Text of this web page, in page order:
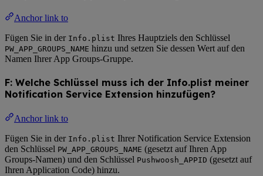
Anchor link to
Fügen Sie in der Info.plist Ihres Hauptziels den Schlüssel
PW_APP_GROUPS_NAME hinzu und setzen Sie dessen Wert auf den
Namen Ihrer App Groups-Gruppe.
F: Welche Schlüssel muss ich der Info.plist meiner
Notification Service Extension hinzufügen?
Anchor link to
Fügen Sie in der Info.plist Ihrer Notification Service Extension
den Schlüssel PW_APP_GROUPS_NAME (gesetzt auf Ihren App
Groups-Namen) und den Schlüssel Pushwoosh_APPID (gesetzt auf
Ihren Application Code) hinzu.